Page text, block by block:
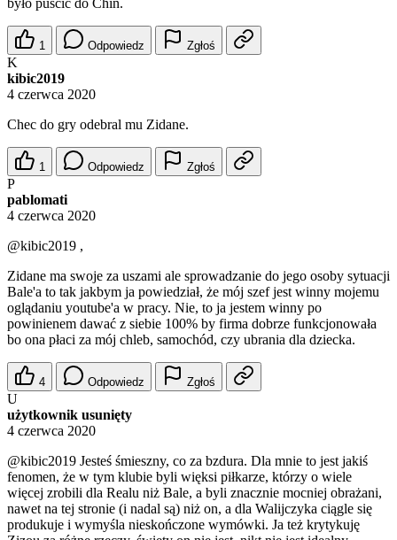
było puścić do Chin.
1 Odpowiedz Zgłoś
K
kibic2019
4 czerwca 2020
Chec do gry odebral mu Zidane.
1 Odpowiedz Zgłoś
P
pablomati
4 czerwca 2020
@kibic2019 ,
Zidane ma swoje za uszami ale sprowadzanie do jego osoby sytuacji
Bale'a to tak jakbym ja powiedział, że mój szef jest winny mojemu
oglądaniu youtube'a w pracy. Nie, to ja jestem winny po
powinienem dawać z siebie 100% by firma dobrze funkcjonowała
bo ona płaci za mój chleb, samochód, czy ubrania dla dziecka.
4 Odpowiedz Zgłoś
U
użytkownik usunięty
4 czerwca 2020
@kibic2019 Jesteś śmieszny, co za bzdura. Dla mnie to jest jakiś
fenomen, że w tym klubie byli więksi piłkarze, którzy o wiele
więcej zrobili dla Realu niż Bale, a byli znacznie mocniej obrażani,
nawet na tej stronie (i nadal są) niż on, a dla Walijczyka ciągle się
produkuje i wymyśla nieskończone wymówki. Ja też krytykuję